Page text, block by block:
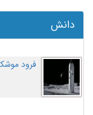
دانش
فرود